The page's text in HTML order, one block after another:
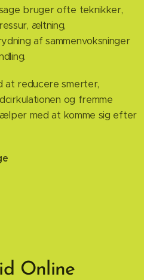
bruger ofte teknikker,
æltning,
af sammenvoksninger
at reducere smerter,
og fremme
med at komme sig efter
Online